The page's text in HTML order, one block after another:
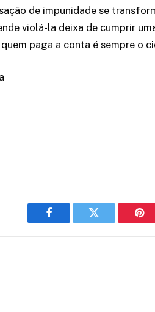
de impunidade se
violá-la deixa de cumprir
paga a conta é sempre o
Facebook Twitter